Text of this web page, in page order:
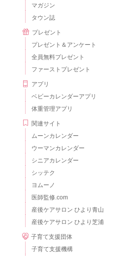
マガジン
タウン誌
プレゼント
プレゼント＆アンケート
全員無料プレゼント
ファーストプレゼント
アプリ
ベビーカレンダーアプリ
体重管理アプリ
関連サイト
ムーンカレンダー
ウーマンカレンダー
シニアカレンダー
シッテク
ヨムーノ
医師監修.com
産後ケアサロン ひより青山
産後ケアサロン ひより芝浦
子育て支援団体
子育て支援機構